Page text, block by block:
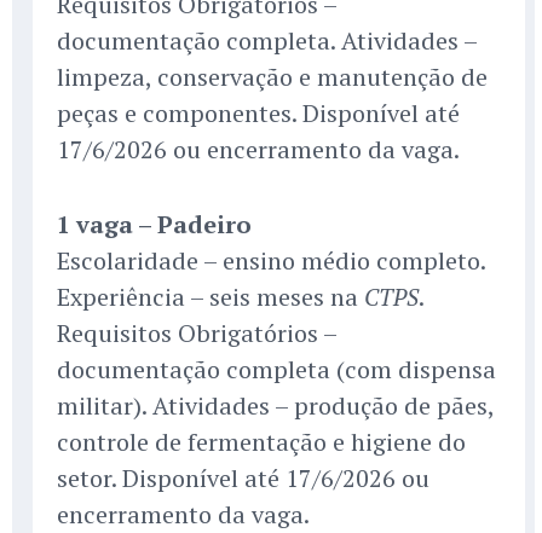
documentação completa. Atividades –
limpeza, conservação e manutenção de
peças e componentes. Disponível até
17/6/2026 ou encerramento da vaga.
1 vaga – Padeiro
Escolaridade – ensino médio completo.
Experiência – seis meses na CTPS.
Requisitos Obrigatórios –
documentação completa (com dispensa
militar). Atividades – produção de pães,
controle de fermentação e higiene do
setor. Disponível até 17/6/2026 ou
encerramento da vaga.